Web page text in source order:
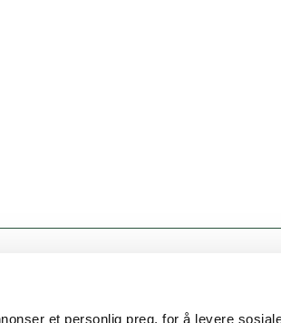
et personlig preg, for å levere